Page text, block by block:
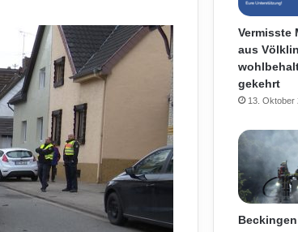
Vermisste
aus
gekehrt
13. Oktober